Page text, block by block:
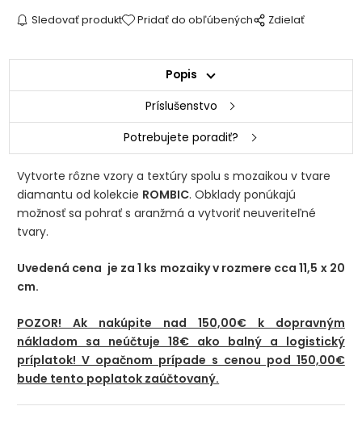
Sledovať produkt Pridať do obľúbených Zdielať
Popis
Príslušenstvo
Potrebujete poradiť?
Vytvorte rôzne vzory a textúry spolu s mozaikou v tvare
diamantu od kolekcie ROMBIC. Obklady ponúkajú
možnosť sa pohrať s aranžmá a vytvoriť neuveriteľné
tvary.
Uvedená cena je za 1 ks mozaiky v rozmere cca 11,5 x 20
cm.
POZOR! Ak nakúpite nad 150,00€ k dopravným
nákladom sa neúčtuje 18€ ako balný a logistický
príplatok! V opačnom prípade s cenou pod 150,00€
bude tento poplatok zaúčtovaný.